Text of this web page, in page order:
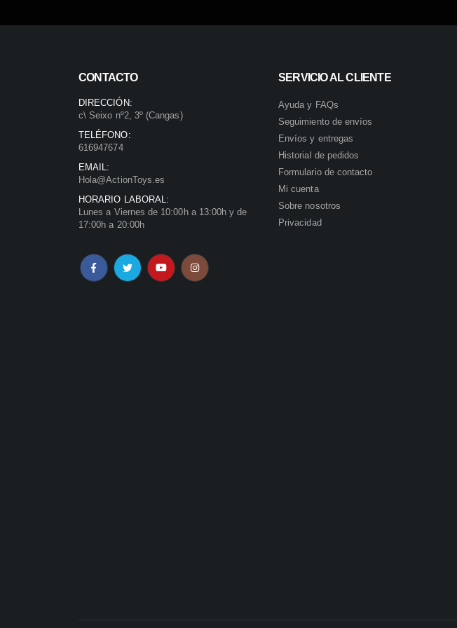
CONTACTO
DIRECCIÓN:
c\ Seixo nº2, 3º (Cangas)
TELÉFONO:
616947674
EMAIL:
Hola@ActionToys.es
HORARIO LABORAL:
Lunes a Viernes de 10:00h a 13:00h y de
17:00h a 20:00h
SERVICIO AL CLIENTE
Ayuda y FAQs
Seguimiento de envíos
Envíos y entregas
Historial de pedidos
Formulario de contacto
Mi cuenta
Sobre nosotros
Privacidad